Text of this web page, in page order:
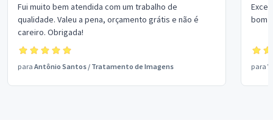
Fui muito bem atendida com um trabalho de
qualidade. Valeu a pena, orçamento grátis e não é
careiro. Obrigada!
para Antônio Santos / Tratamento de Imagens
bom
para